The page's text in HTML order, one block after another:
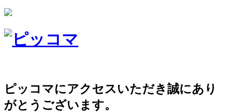
ピッコマにアクセスいただき誠にあり
がとうございます。